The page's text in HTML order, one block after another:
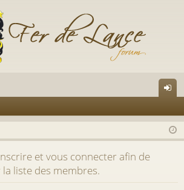
ne
xi
et vous connecter afin de
liste des membres.